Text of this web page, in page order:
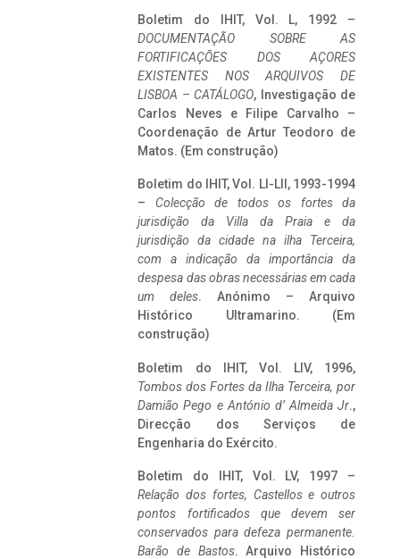
Boletim do IHIT, Vol. L, 1992 –
DOCUMENTAÇÃO SOBRE AS
FORTIFICAÇÕES DOS AÇORES
EXISTENTES NOS ARQUIVOS DE
LISBOA – CATÁLOGO, Investigação de
Carlos Neves e Filipe Carvalho –
Coordenação de Artur Teodoro de
Matos. (Em construção)
Boletim do IHIT, Vol. LI-LII, 1993-1994
– Colecção de todos os fortes da
jurisdição da Villa da Praia e da
jurisdição da cidade na ilha Terceira,
com a indicação da importância da
despesa das obras necessárias em cada
um deles. Anónimo – Arquivo
Histórico Ultramarino. (Em
construção)
Boletim do IHIT, Vol. LIV, 1996,
Tombos dos Fortes da Ilha Terceira, por
Damião Pego e António d’ Almeida Jr.,
Direcção dos Serviços de
Engenharia do Exército.
Boletim do IHIT, Vol. LV, 1997 –
Relação dos fortes, Castellos e outros
pontos fortificados que devem ser
conservados para defeza permanente.
Barão de Bastos. Arquivo Histórico